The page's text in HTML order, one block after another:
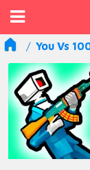
You Vs